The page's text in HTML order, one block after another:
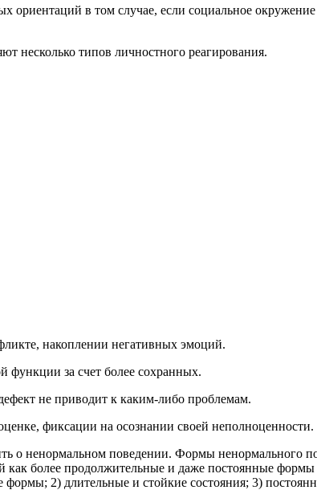
ориентаций в том случае, если социальное
типов личностного реагирования.
накоплении негативных эмоций.
функции за счет более сохранных.
не приводит к каким-либо проблемам.
фиксации на осознании своей неполноценности.
о ненормальном поведении. Формы ненормального
как более продолжительные и даже постоянные
2) длительные и стойкие состояния; 3)